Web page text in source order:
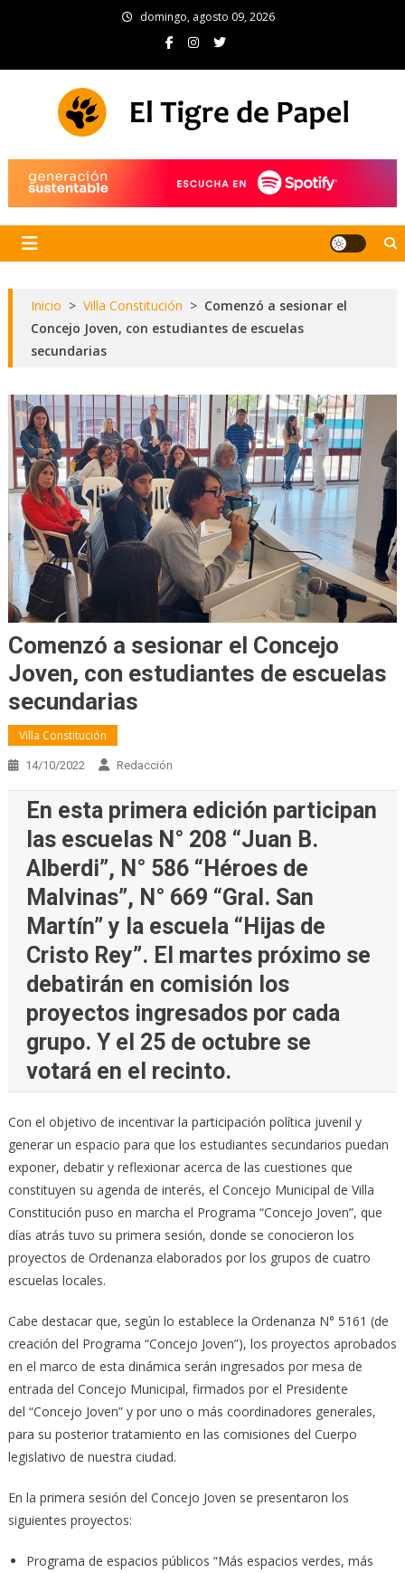
domingo, agosto 09, 2026
Inicio > Villa Constitución > Comenzó a sesionar el
Concejo Joven, con estudiantes de escuelas
secundarias
Comenzó a sesionar el Concejo
Joven, con estudiantes de escuelas
secundarias
Villa Constitución
14/10/2022 Redacción
En esta primera edición participan
las escuelas N° 208 “Juan B.
Alberdi”, N° 586 “Héroes de
Malvinas”, N° 669 “Gral. San
Martín” y la escuela “Hijas de
Cristo Rey”. El martes próximo se
debatirán en comisión los
proyectos ingresados por cada
grupo. Y el 25 de octubre se
votará en el recinto.
Con el objetivo de incentivar la participación política juvenil y
generar un espacio para que los estudiantes secundarios puedan
exponer, debatir y reflexionar acerca de las cuestiones que
constituyen su agenda de interés, el Concejo Municipal de Villa
Constitución puso en marcha el Programa “Concejo Joven”, que
días atrás tuvo su primera sesión, donde se conocieron los
proyectos de Ordenanza elaborados por los grupos de cuatro
escuelas locales.
Cabe destacar que, según lo establece la Ordenanza N° 5161 (de
creación del Programa “Concejo Joven”), los proyectos aprobados
en el marco de esta dinámica serán ingresados por mesa de
entrada del Concejo Municipal, firmados por el Presidente
del “Concejo Joven” y por uno o más coordinadores generales,
para su posterior tratamiento en las comisiones del Cuerpo
legislativo de nuestra ciudad.
En la primera sesión del Concejo Joven se presentaron los
siguientes proyectos:
Programa de espacios públicos “Más espacios verdes, más